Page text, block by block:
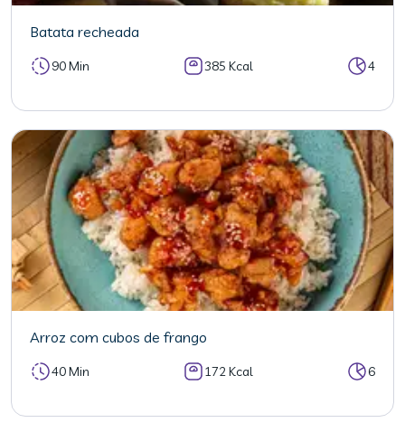
Batata recheada
90 Min 385 Kcal 4
Arroz com cubos de frango
40 Min 172 Kcal 6